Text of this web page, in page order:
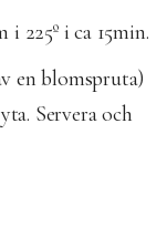
225º i ca 15min.
en blomspruta)
Servera och